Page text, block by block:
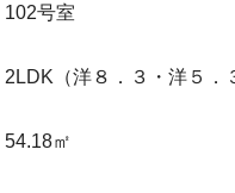
102号室
2LDK（洋８．３・洋５．
54.18㎡